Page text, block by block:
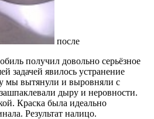
после
получил довольно серьёзное
задачей явилось устранение
мы вытянули и выровняли с
дыру и неровности.
Краска была идеально
Результат налицо.